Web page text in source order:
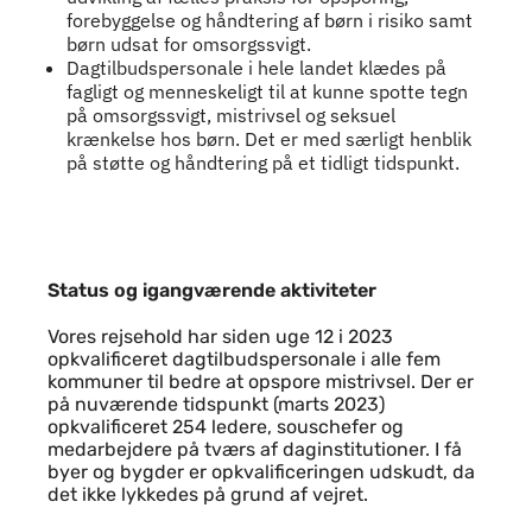
forebyggelse og håndtering af børn i risiko samt
børn udsat for omsorgssvigt.
Dagtilbudspersonale i hele landet klædes på
fagligt og menneskeligt til at kunne spotte tegn
på omsorgssvigt, mistrivsel og seksuel
krænkelse hos børn. Det er med særligt henblik
på støtte og håndtering på et tidligt tidspunkt.
Status og igangværende aktiviteter
Status og igangværende aktiviteter
Vores rejsehold har siden uge 12 i 2023
opkvalificeret dagtilbudspersonale i alle fem
kommuner til bedre at opspore mistrivsel. Der er
på nuværende tidspunkt (marts 2023)
opkvalificeret 254 ledere, souschefer og
medarbejdere på tværs af daginstitutioner. I få
byer og bygder er opkvalificeringen udskudt, da
det ikke lykkedes på grund af vejret.